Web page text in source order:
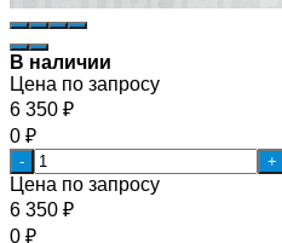
В наличии
Цена по запросу
6 350 ₽
0 ₽
- +
Цена по запросу
6 350 ₽
0 ₽